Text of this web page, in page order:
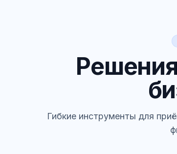
Гибкие инструменты для